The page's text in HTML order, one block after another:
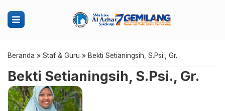
Beranda » Staf & Guru » Bekti Setianingsih, S.Psi., Gr.
Bekti Setianingsih, S.Psi., Gr.